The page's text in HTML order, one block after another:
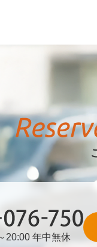
750
20:00 年中無休